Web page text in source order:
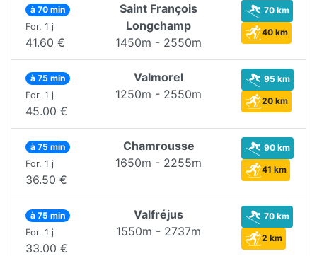
à 70 min
For. 1 j
41.60 €
Saint François
Longchamp
1450m - 2550m
70 km
40 km
à 75 min
For. 1 j
45.00 €
Valmorel
1250m - 2550m
95 km
20 km
à 75 min
For. 1 j
36.50 €
Chamrousse
1650m - 2255m
90 km
41 km
à 75 min
For. 1 j
33.00 €
Valfréjus
1550m - 2737m
70 km
2 km